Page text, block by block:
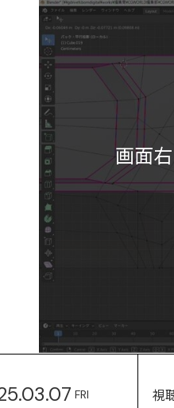
画面
FRI 視